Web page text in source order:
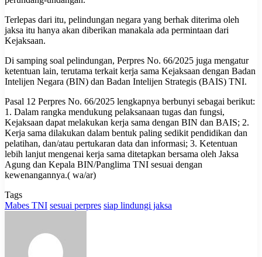
Terlepas dari itu, pelindungan negara yang berhak diterima oleh
jaksa itu hanya akan diberikan manakala ada permintaan dari
Kejaksaan.
Di samping soal pelindungan, Perpres No. 66/2025 juga mengatur
ketentuan lain, terutama terkait kerja sama Kejaksaan dengan Badan
Intelijen Negara (BIN) dan Badan Intelijen Strategis (BAIS) TNI.
Pasal 12 Perpres No. 66/2025 lengkapnya berbunyi sebagai berikut:
1. Dalam rangka mendukung pelaksanaan tugas dan fungsi,
Kejaksaan dapat melakukan kerja sama dengan BIN dan BAIS; 2.
Kerja sama dilakukan dalam bentuk paling sedikit pendidikan dan
pelatihan, dan/atau pertukaran data dan informasi; 3. Ketentuan
lebih lanjut mengenai kerja sama ditetapkan bersama oleh Jaksa
Agung dan Kepala BIN/Panglima TNI sesuai dengan
kewenangannya.( wa/ar)
Tags
Mabes TNI sesuai perpres siap lindungi jaksa